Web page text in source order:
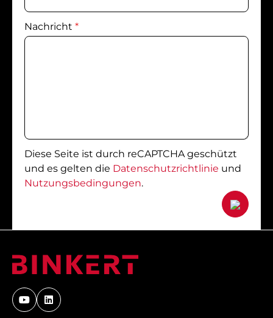
Nachricht *
Diese Seite ist durch reCAPTCHA geschützt
und es gelten die Datenschutzrichtlinie und
Nutzungsbedingungen.